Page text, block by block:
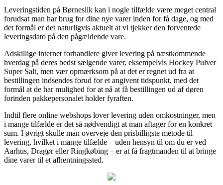
Leveringstiden på Børneslik kan i nogle tilfælde være meget central
forudsat man har brug for dine nye varer inden for få dage, og med
det formål er det naturligvis aktuelt at vi tjekker den forventede
leveringsdato på den pågældende vare.
Adskillige internet forhandlere giver levering på næstkommende
hverdag på deres bedst sælgende varer, eksempelvis Hockey Pulver
Super Salt, men vær opmærksom på at det er regnet ud fra at
bestillingen indsendes forud for et angivent tidspunkt, med det
formål at de har mulighed for at nå at få bestillingen ud af døren
forinden pakkepersonalet holder fyraften.
Indtil flere online webshops lover levering uden omkostninger, men
i mange tilfælde er det så nødvendigt at man aftager for en konkret
sum. I øvrigt skulle man overveje den prisbilligste metode til
levering, hvilket i mange tilfælde – uden hensyn til om du er ved
Aarhus, Dragør eller Ringkøbing – er at få fragtmanden til at bringe
dine varer til et afhentningssted.